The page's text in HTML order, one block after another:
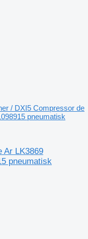
/ DXI5 Compressor de
pneumatisk
Ar LK3869
pneumatisk